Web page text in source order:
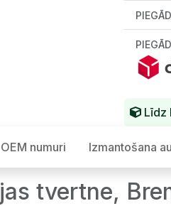
Līdz
OEM numuri Izmantošana
tvertne,